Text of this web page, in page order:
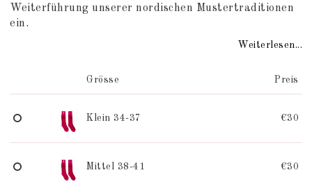
Weiterführung unserer nordischen Mustertraditionen
ein.
Weiterlesen...
Grösse Preis
Klein 34-37 €30
Mittel 38-41 €30